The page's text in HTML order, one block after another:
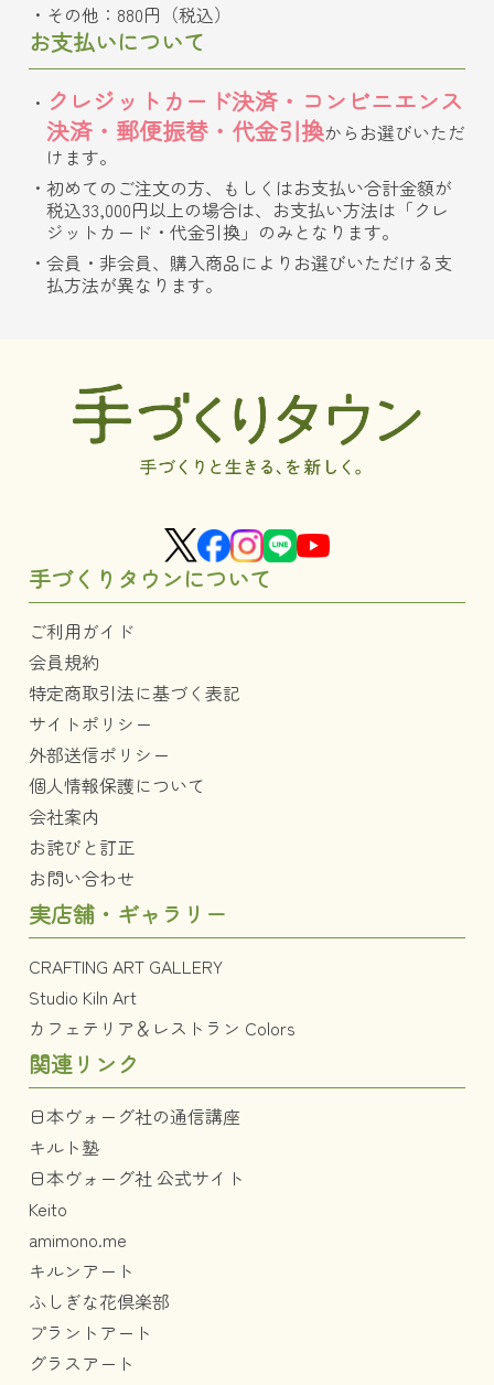
その他：880円（税込）
お支払いについて
クレジットカード決済・コンビニエンス
決済・郵便振替・代金引換からお選びいただ
けます。
初めてのご注文の方、もしくはお支払い合計金額が
税込33,000円以上の場合は、お支払い方法は「クレ
ジットカード・代金引換」のみとなります。
会員・非会員、購入商品によりお選びいただける支
払方法が異なります。
手づくりタウンについて
ご利用ガイド
会員規約
特定商取引法に基づく表記
サイトポリシー
外部送信ポリシー
個人情報保護について
会社案内
お詫びと訂正
お問い合わせ
実店舗・ギャラリー
CRAFTING ART GALLERY
Studio Kiln Art
カフェテリア＆レストラン Colors
関連リンク
日本ヴォーグ社の通信講座
キルト塾
日本ヴォーグ社 公式サイト
Keito
amimono.me
キルンアート
ふしぎな花倶楽部
プラントアート
グラスアート